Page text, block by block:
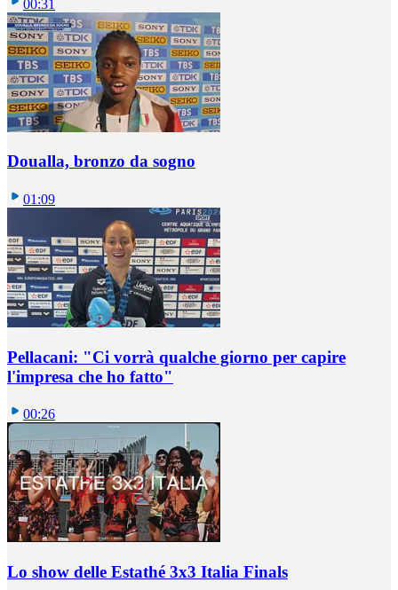
00:31
Doualla, bronzo da sogno
01:09
Pellacani: "Ci vorrà qualche giorno per capire
l'impresa che ho fatto"
00:26
Lo show delle Estathé 3x3 Italia Finals